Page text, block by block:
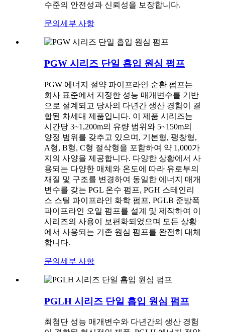
수준의 안전성과 신뢰성을 보장합니다.
문의 세부 사항
PGW 시리즈 단일 흡입 원심 펌프
PGW 에너지 절약 파이프라인 순환 펌프는
회사 표준에서 지정한 성능 매개변수를 기반
으로 설계되고 당사의 다년간 생산 경험이 결
합된 차세대 제품입니다. 이 제품 시리즈는
시간당 3~1,200m의 유량 범위와 5~150m의
양정 범위를 갖추고 있으며, 기본형, 팽창형,
A형, B형, C형 절삭형을 포함하여 약 1,000가
지의 사양을 제공합니다. 다양한 상황에서 사
용되는 다양한 매체와 온도에 따라 유로부의
재질 및 구조를 변경하여 동일한 에너지 매개
변수를 갖는 PGL 온수 펌프, PGH 스테인리
스 스틸 파이프라인 화학 펌프, PGLB 준방폭
파이프라인 오일 펌프를 설계 및 제작하여 이
시리즈의 사용이 보편화되었으며 모든 상황
에서 사용되는 기존 원심 펌프를 완전히 대체
합니다.
문의 세부 사항
PGLH 시리즈 단일 흡입 원심 펌프
최첨단 성능 매개변수와 다년간의 생산 경험